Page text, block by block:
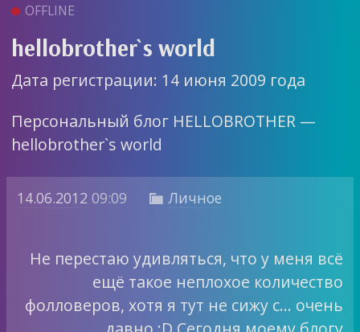
OFFLINE
hellobrother`s world
Дата регистрации: 14 июня 2009 года
Персональный блог HELLOBROTHER —
hellobrother`s world
14.06.2012 09:09  Личное
Не перестаю удивляться, что у меня всё
ещё такое неплохое количество
фолловеров, хотя я тут не сижу с… очень